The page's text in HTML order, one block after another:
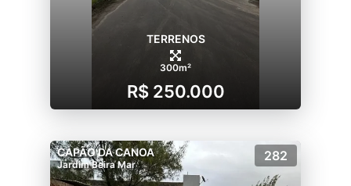
TERRENOS
300m²
R$ 250.000
CAPÃO DA CANOA
Jardim Beira Mar
282